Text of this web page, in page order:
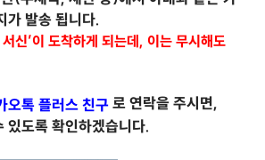
가 발송 됩니다.
신’이 도착하게 되는데, 이는 무시해도
오톡 플러스 친구 로 연락을 주시면,
있도록 확인하겠습니다.